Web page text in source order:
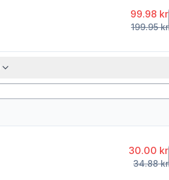
99.98 kr
199.95kr
30.00 kr
34.88kr